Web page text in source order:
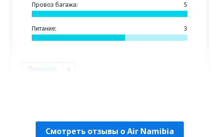
Провоз багажа: 5
Питание: 3
Полезный 1
Смотреть отзывы о Air Namibia